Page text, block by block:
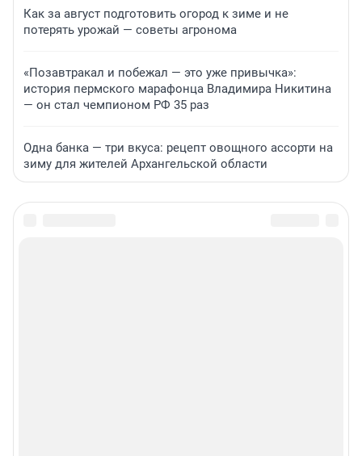
Как за август подготовить огород к зиме и не
потерять урожай — советы агронома
«Позавтракал и побежал — это уже привычка»:
история пермского марафонца Владимира Никитина
— он стал чемпионом РФ 35 раз
Одна банка — три вкуса: рецепт овощного ассорти на
зиму для жителей Архангельской области